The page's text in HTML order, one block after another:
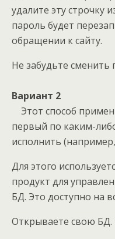
удалите эту строчку
пароль будет
обращении к сайту.
Не забудьте сменить
Вариант 2
Этот способ
первый по каким-
исполнить
Для этого
продукт для
БД. Это доступно на
Открываете свою БД.